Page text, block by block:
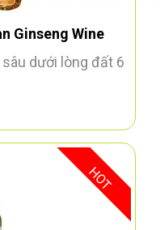
Ginseng Wine
dưới lòng đất 6
HOT